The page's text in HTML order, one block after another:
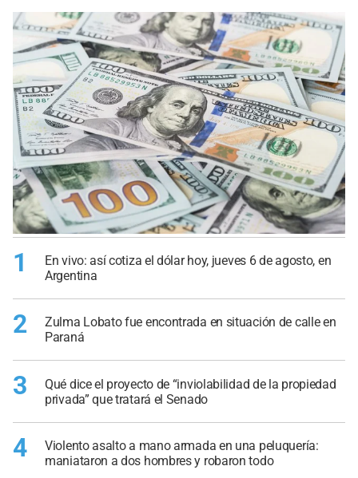
1
En vivo: así cotiza el dólar hoy, jueves 6 de agosto, en
Argentina
2
Zulma Lobato fue encontrada en situación de calle en
Paraná
3
Qué dice el proyecto de “inviolabilidad de la propiedad
privada” que tratará el Senado
4
Violento asalto a mano armada en una peluquería:
maniataron a dos hombres y robaron todo